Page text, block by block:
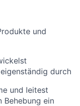
und
durch
und leitest
Behebung ein